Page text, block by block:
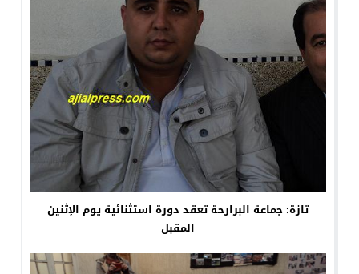
تازة: جماعة البرارحة تعقد دورة استثنائية يوم الإثنين
المقبل